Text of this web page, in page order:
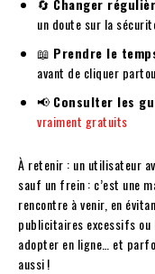
🔄 Changer
un doute sur la
📖 Prendre le
avant de cliquer
📢 Consulter les
vraiment gratuits
À retenir : un utilisateur
sauf un frein : c’est une
rencontre à venir, en
publicitaires excessifs ou
adopter en ligne… et
aussi !